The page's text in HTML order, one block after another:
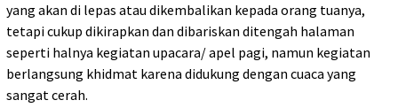
yang akan di lepas atau dikembalikan kepada orang tuanya,
tetapi cukup dikirapkan dan dibariskan ditengah halaman
seperti halnya kegiatan upacara/ apel pagi, namun kegiatan
berlangsung khidmat karena didukung dengan cuaca yang
sangat cerah.